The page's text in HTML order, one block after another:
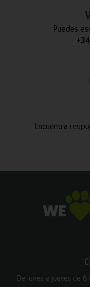
Puedes
Encuentra
De lunes a jueves de